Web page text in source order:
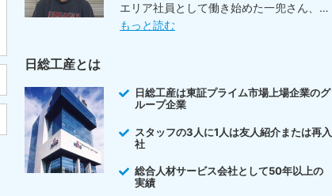
エリア社員として働き始めた一兜さん、
もっと読む
日総工産とは
日総工産は東証プライム市場上場企業のグ
ループ企業
スタッフの3人に1人は友人紹介または再入
社
総合人材サービス会社として50年以上の
実績